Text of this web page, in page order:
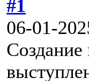
#1
06-01-